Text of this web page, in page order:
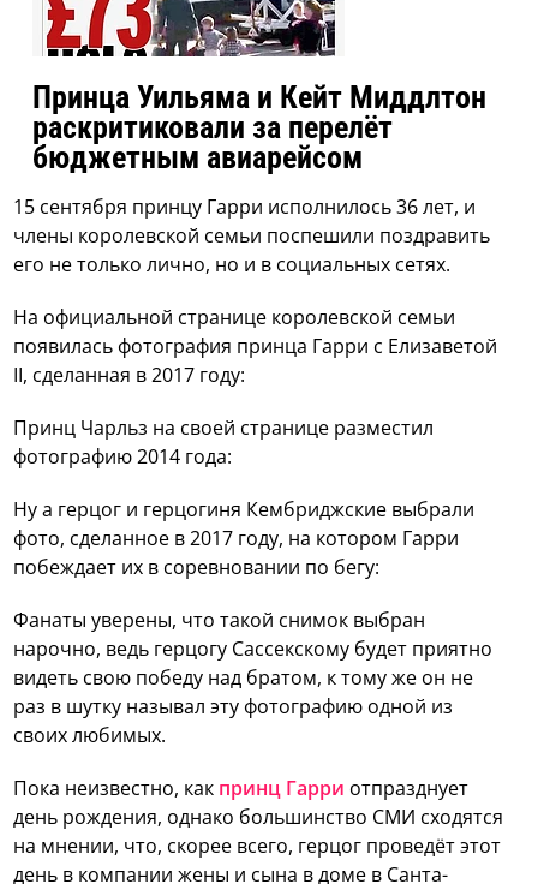
Принца Уильяма и Кейт Миддлтон
раскритиковали за перелёт
бюджетным авиарейсом
15 сентября принцу Гарри исполнилось 36 лет, и
члены королевской семьи поспешили поздравить
его не только лично, но и в социальных сетях.
На официальной странице королевской семьи
появилась фотография принца Гарри с Елизаветой
II, сделанная в 2017 году:
Принц Чарльз на своей странице разместил
фотографию 2014 года:
Ну а герцог и герцогиня Кембриджские выбрали
фото, сделанное в 2017 году, на котором Гарри
побеждает их в соревновании по бегу:
Фанаты уверены, что такой снимок выбран
нарочно, ведь герцогу Сассекскому будет приятно
видеть свою победу над братом, к тому же он не
раз в шутку называл эту фотографию одной из
своих любимых.
Пока неизвестно, как принц Гарри отпразднует
день рождения, однако большинство СМИ сходятся
на мнении, что, скорее всего, герцог проведёт этот
день в компании жены и сына в доме в Санта-